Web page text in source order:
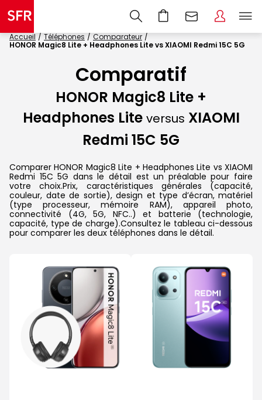
Accueil Téléphones
Comparateur
HONOR Magic8 Lite + Headphones Lite vs XIAOMI Redmi 15C 5G
Comparatif
HONOR Magic8 Lite +
Headphones Lite versus XIAOMI
Redmi 15C 5G
Comparer HONOR Magic8 Lite + Headphones Lite vs XIAOMI
Redmi 15C 5G dans le détail est un préalable pour faire
votre choix.Prix, caractéristiques générales (capacité,
couleur, date de sortie), design et type d’écran, matériel
(type processeur, mémoire RAM), appareil photo,
connectivité (4G, 5G, NFC..) et batterie (technologie,
capacité, type de charge).Consultez le tableau ci-dessous
pour comparer les deux téléphones dans le détail.